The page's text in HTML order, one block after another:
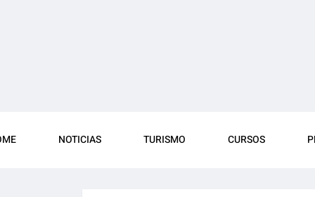
NOTICIAS TURISMO CURSOS